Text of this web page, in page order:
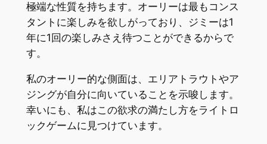
極端な性質を持ちます。オーリーは最もコンス
タントに楽しみを欲しがっており、ジミーは1
年に1回の楽しみさえ待つことができるからで
す。
私のオーリー的な側面は、エリアトラウトやア
ジングが自分に向いていることを示唆します。
幸いにも、私はこの欲求の満たし方をライトロ
ックゲームに見つけています。